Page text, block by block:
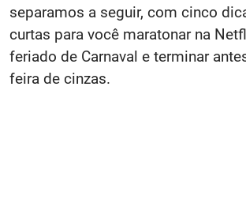
separamos a seguir, com cinco
curtas para você maratonar na
feriado de Carnaval e terminar
feira de cinzas.